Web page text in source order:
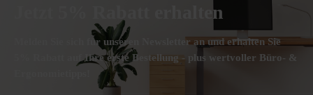
Jetzt 5% Rabatt erhalten
Melden Sie sich für unseren Newsletter an und erhalten Sie
5% Rabatt auf Ihre erste Bestellung - plus wertvoller Büro- &